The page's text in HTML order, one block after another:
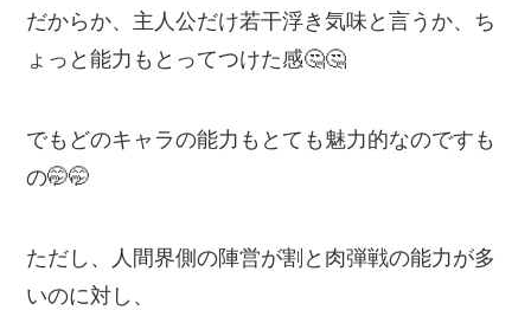
だからか、主人公だけ若干浮き気味と言うか、ち
ょっと能力もとってつけた感🤔🤔
でもどのキャラの能力もとても魅力的なのですも
の🤭🤭
ただし、人間界側の陣営が割と肉弾戦の能力が多
いのに対し、